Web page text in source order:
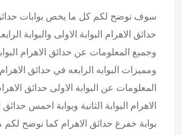
سوف نوضح لكم كل ما يخص بوابات
حدائق الاهرام البوابة الاولى والبوابة
وجميع المعلومات عن حدائق الاهرام
ومميزات البوابه الرابعه في حدائق
المعلومات عن البوابة الاولى حدائق
الاهرام البوابة الثانية وبوابة احمس
بوابة خفرع حدائق الاهرام كما نوضح